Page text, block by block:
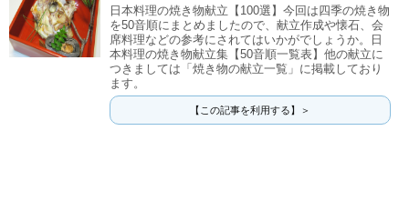
日本料理の焼き物献立【100選】今回は四季の焼き物
を50音順にまとめましたので、献立作成や懐石、会
席料理などの参考にされてはいかがでしょうか。日
本料理の焼き物献立集【50音順一覧表】他の献立に
つきましては「焼き物の献立一覧」に掲載しており
ます。
【この記事を利用する】＞